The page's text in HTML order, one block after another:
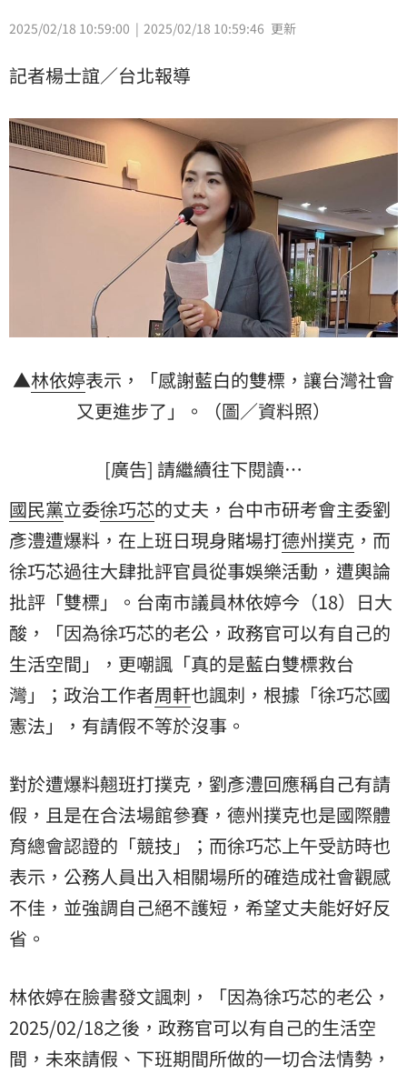
2025/02/18 10:59:00 2025/02/18 10:59:46 更新
記者楊士誼／台北報導
▲林依婷表示，「感謝藍白的雙標，讓台灣社會
又更進步了」。（圖／資料照）
[廣告] 請繼續往下閱讀…
國民黨立委徐巧芯的丈夫，台中市研考會主委劉
彥澧遭爆料，在上班日現身賭場打德州撲克 ，而
徐巧芯過往大肆批評官員從事娛樂活動，遭輿論
批評「雙標」。台南市議員林依婷今（18）日大
酸，「因為徐巧芯的老公，政務官可以有自己的
生活空間」，更嘲諷「真的是藍白雙標救台
灣」；政治工作者周軒也諷刺，根據「徐巧芯國
憲法」，有請假不等於沒事。
對於遭爆料翹班打撲克，劉彥澧回應稱自己有請
假，且是在合法場館參賽，德州撲克也是國際體
育總會認證的「競技」；而徐巧芯上午受訪時也
表示，公務人員出入相關場所的確造成社會觀感
不佳，並強調自己絕不護短，希望丈夫能好好反
省。
林依婷在臉書發文諷刺，「因為徐巧芯的老公，
2025/02/18之後，政務官可以有自己的生活空
間，未來請假、下班期間所做的一切合法情勢，